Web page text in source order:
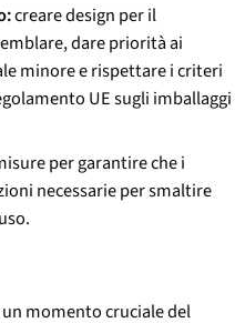
creare design per il
dare priorità ai
minore e rispettare i criteri
UE sugli imballaggi
per garantire che i
necessarie per smaltire
momento cruciale del